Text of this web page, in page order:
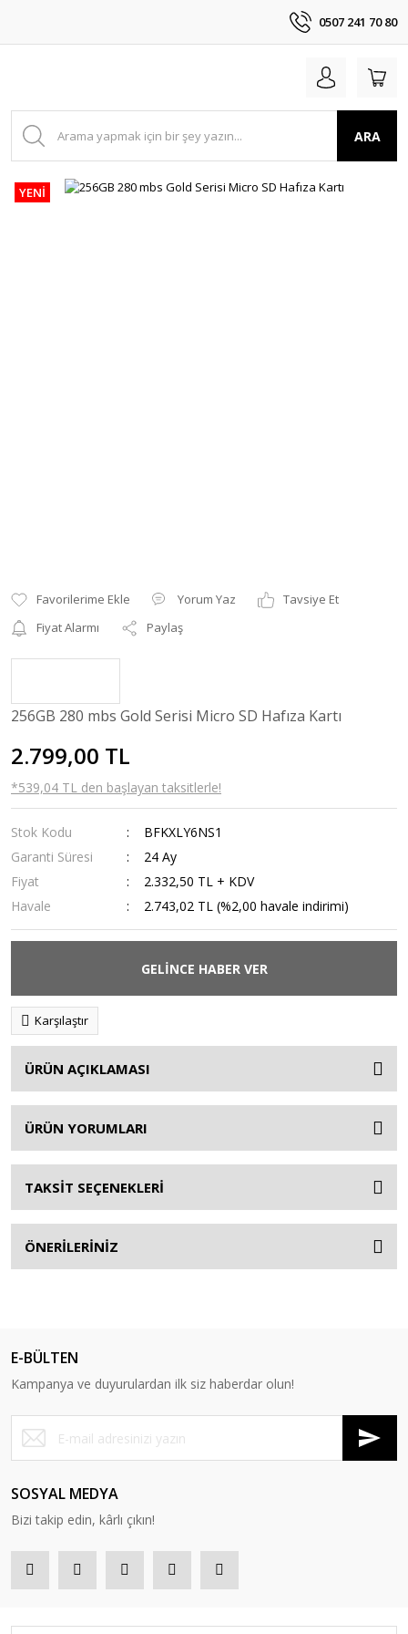
0507 241 70 80
ARA
YENİ
Yorum Yaz
Tavsiye Et
Fiyat Alarmı
Paylaş
256GB 280 mbs Gold Serisi Micro SD Hafıza Kartı
2.799,00 TL
*539,04 TL den başlayan taksitlerle!
Stok Kodu
BFKXLY6NS1
Garanti Süresi
24 Ay
Fiyat
2.332,50 TL + KDV
Havale
2.743,02 TL (%2,00 havale indirimi)
GELİNCE HABER VER
Karşılaştır
ÜRÜN AÇIKLAMASI
ÜRÜN YORUMLARI
TAKSİT SEÇENEKLERİ
ÖNERİLERİNİZ
E-BÜLTEN
Kampanya ve duyurulardan ilk siz haberdar olun!
SOSYAL MEDYA
Bizi takip edin, kârlı çıkın!